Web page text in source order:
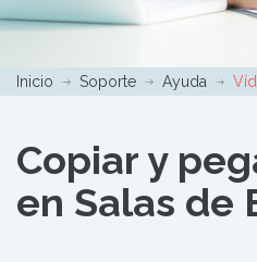
Inicio Soporte Ayuda
Copiar y
en Salas de